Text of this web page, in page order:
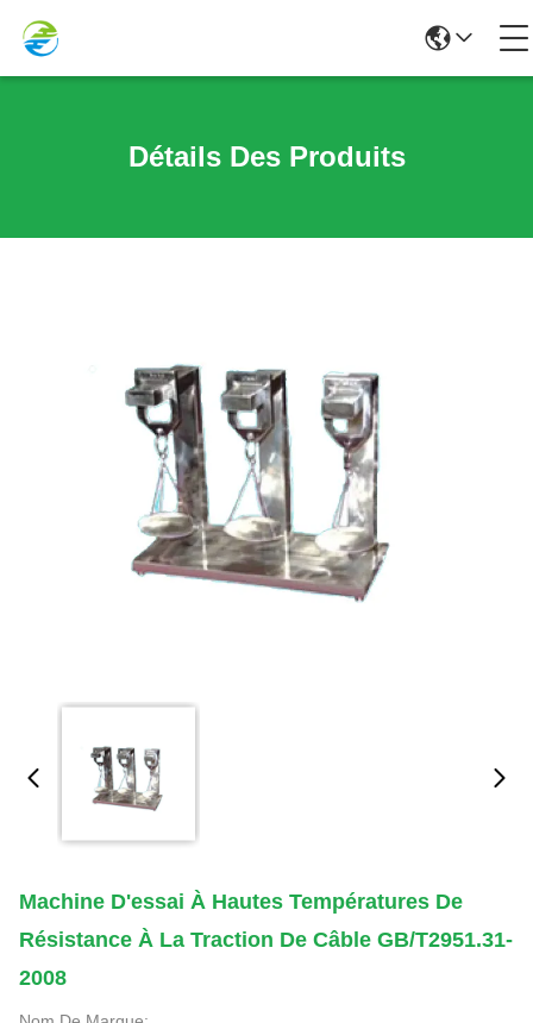
Détails Des Produits
Machine D'essai À Hautes Températures De
Résistance À La Traction De Câble GB/T2951.31-
2008